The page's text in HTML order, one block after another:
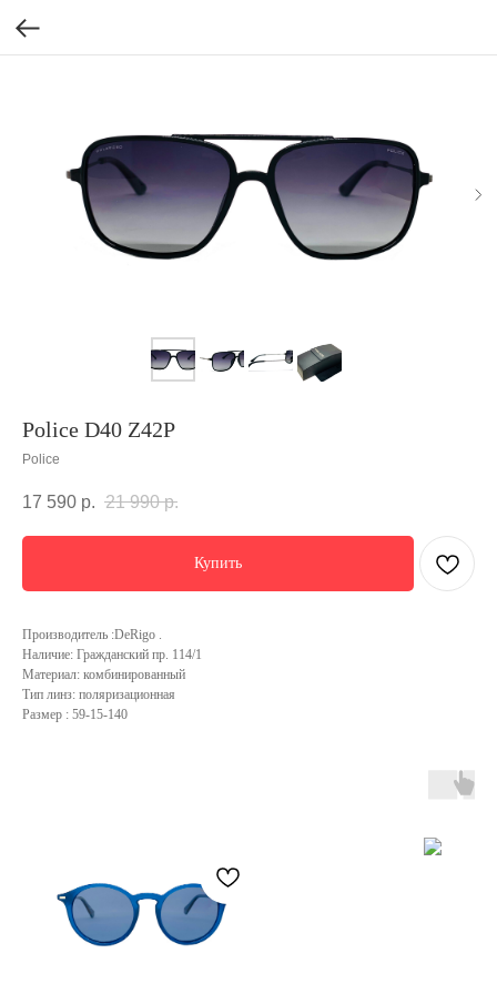
Police D40 Z42P
Police
17 590 р. 21 990 р.
Купить
Производитель :DeRigo .
Наличие: Гражданский пр. 114/1
Материал: комбинированный
Тип линз: поляризационная
Размер : 59-15-140